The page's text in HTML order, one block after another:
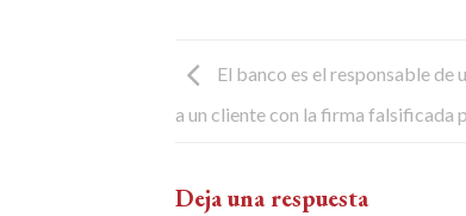
El banco es el responsable de
a un cliente con la firma falsificada
Deja una respuesta